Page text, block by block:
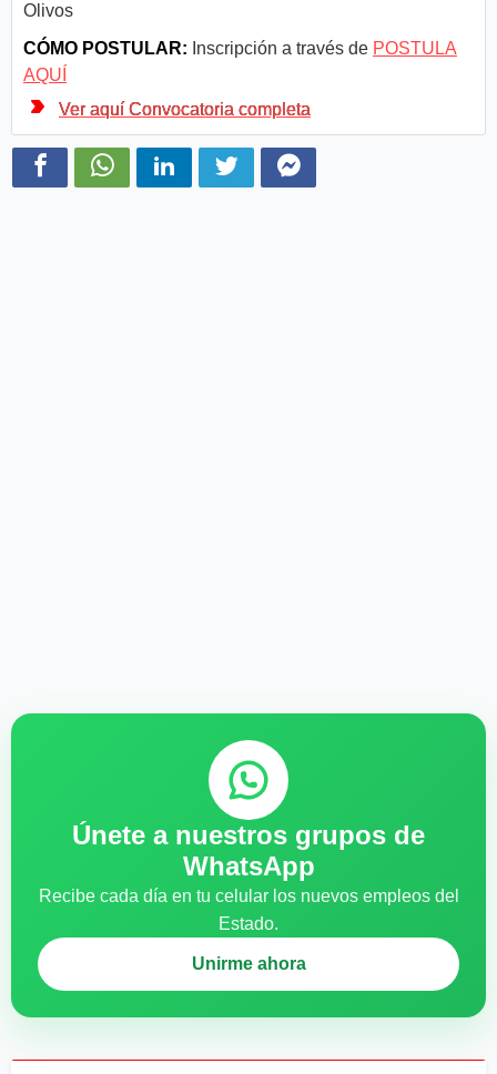
Olivos
CÓMO POSTULAR: Inscripción a través de POSTULA
AQUÍ
Ver aquí Convocatoria completa
Únete a nuestros grupos de
WhatsApp
Recibe cada día en tu celular los nuevos empleos del
Estado.
Unirme ahora